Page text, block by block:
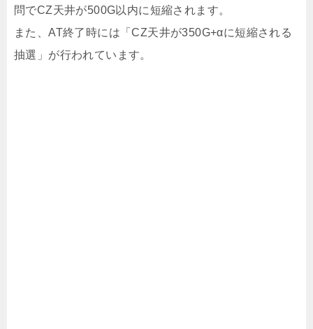
問でCZ天井が500G以内に短縮されます。
また、AT終了時には「CZ天井が350G+αに短縮される
抽選」が行われています。